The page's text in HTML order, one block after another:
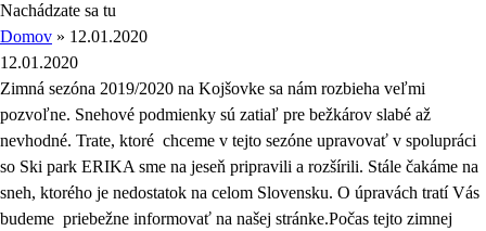
Nachádzate sa tu
Domov » 12.01.2020
12.01.2020
Zimná sezóna 2019/2020 na Kojšovke sa nám rozbieha veľmi
pozvoľne. Snehové podmienky sú zatiaľ pre bežkárov slabé až
nevhodné. Trate, ktoré chceme v tejto sezóne upravovať v spolupráci
so Ski park ERIKA sme na jeseň pripravili a rozšírili. Stále čakáme na
sneh, ktorého je nedostatok na celom Slovensku. O úpravách tratí Vás
budeme priebežne informovať na našej stránke.Počas tejto zimnej